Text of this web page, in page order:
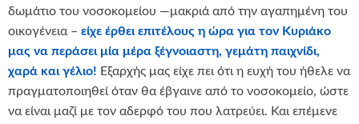
δωμάτιο του νοσοκομείου —μακριά από την αγαπημένη του
οικογένεια – είχε έρθει επιτέλους η ώρα για τον Κυριάκο
μας να περάσει μία μέρα ξέγνοιαστη, γεμάτη παιχνίδι,
χαρά και γέλιο! Εξαρχής μας είχε πει ότι η ευχή του ήθελε να
πραγματοποιηθεί όταν θα έβγαινε από το νοσοκομείο, ώστε
να είναι μαζί με τον αδερφό του που λατρεύει. Και επέμενε